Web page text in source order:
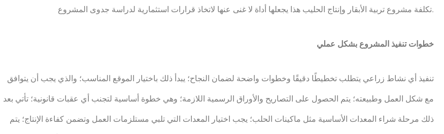
تكلفة مشروع تربية الأبقار وإنتاج الحليب هذا يجعلها أداة لا غنى عنها لاتخاذ قرارات استثمارية لدراسة جدوى المشروع.
خطوات تنفيذ المشروع بشكل عملي
تنفيذ أي نشاط زراعي يتطلب تخطيطًا دقيقًا وخطوات واضحة لضمان النجاح؛ يبدأ ذلك باختيار الموقع المناسب؛ والذي يجب أن يتوافق
مع شكل العمل وطبيعته؛ يتم الحصول على التصاريح والأوراق الرسمية اللازمة؛ وهي خطوة أساسية لتجنب أي عقبات قانونية؛ تأتي بعد
ذلك مرحلة شراء المعدات الأساسية مثل ماكينات الحلب؛ يجب اختيار المعدات التي تلبي مستلزمات العمل وتضمن كفاءة الإنتاج؛ يتم